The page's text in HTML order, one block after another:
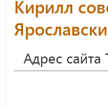
Кирилл
Адрес